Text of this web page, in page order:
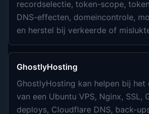
recordselectie, token-scope,
DNS-effecten, domeincontrole,
en herstel bij verkeerde of
GhostlyHosting
GhostlyHosting kan helpen bij het
van een Ubuntu VPS, Nginx, SSL,
deploys, Cloudflare DNS, back-